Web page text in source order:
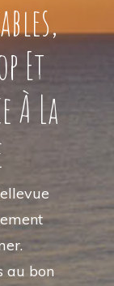
Et
À La
au bon